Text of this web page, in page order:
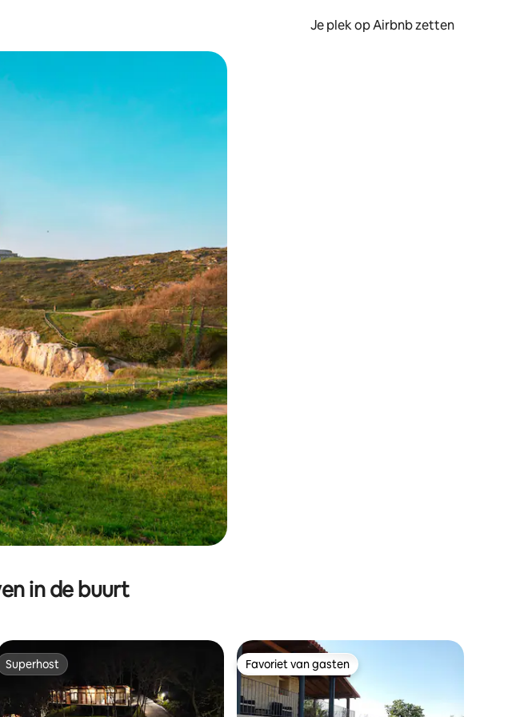
Je plek op Airbnb zetten
en omlaag, óf door te tikken of swipen.
in de buurt
Superhost
Superhost Favoriet van gasten
Favoriet van gasten